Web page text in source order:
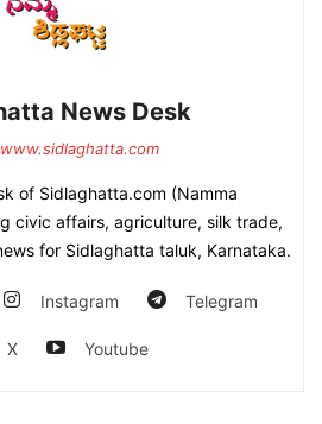
News Desk
of Sidlaghatta.com (Namma
civic affairs, agriculture, silk trade,
for Sidlaghatta taluk, Karnataka.
Instagram Telegram
X Youtube